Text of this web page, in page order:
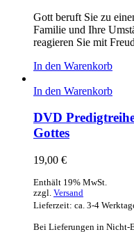
Gott beruft Sie zu
Familie und Ihre
reagieren Sie mit
In den Warenkorb
In den Warenkorb
DVD
Gottes
19,00 €
Enthält 19% MwSt.
zzgl. Versand
Lieferzeit: ca. 3-4
Bei Lieferungen in Nicht-